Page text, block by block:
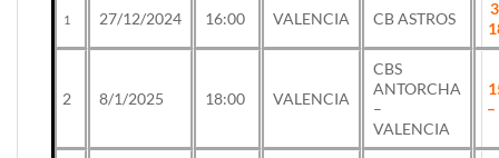
1 27/12/2024 16:00 VALENCIA CB ASTROS
2 8/1/2025 18:00 VALENCIA
CBS
ANTORCHA
–
VALENCIA
–